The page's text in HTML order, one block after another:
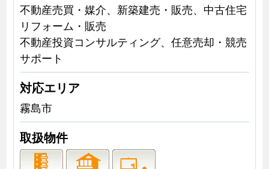
不動産売買・媒介、新築建売・販売、中古住宅
リフォーム・販売
不動産投資コンサルティング、任意売却・競売
サポート
対応エリア
霧島市
取扱物件